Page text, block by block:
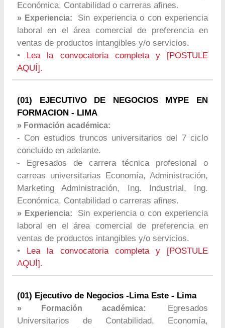
Económica, Contabilidad o carreras afines.
» Experiencia:
Sin experiencia o con experiencia
laboral en el área comercial de preferencia en
ventas de productos intangibles y/o servicios.
•
Lea la convocatoria completa y [POSTULE
AQUÍ].
(01) EJECUTIVO DE NEGOCIOS MYPE EN
FORMACION - LIMA
» Formación académica:
- Con estudios truncos universitarios del 7 ciclo
concluido en adelante.
- Egresados de carrera técnica profesional o
carreas universitarias Economía, Administración,
Marketing Administración, Ing. Industrial, Ing.
Económica, Contabilidad o carreras afines.
» Experiencia:
Sin experiencia o con experiencia
laboral en el área comercial de preferencia en
ventas de productos intangibles y/o servicios.
•
Lea la convocatoria completa y [POSTULE
AQUÍ].
(01) Ejecutivo de Negocios -Lima Este - Lima
» Formación académica:
Egresados
Universitarios de Contabilidad, Economía,